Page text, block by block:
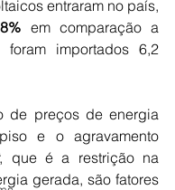
entraram no país,
em comparação a
foram importados 6,2
de preços de energia
e o agravamento
, que é a restrição na
gerada, são fatores